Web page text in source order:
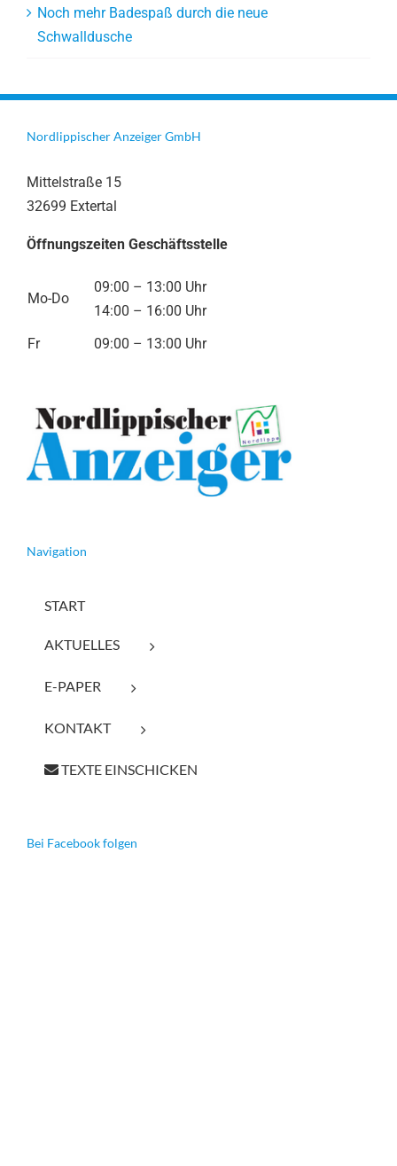
Noch mehr Badespaß durch die neue
Schwalldusche
Nordlippischer Anzeiger GmbH
Mittelstraße 15
32699 Extertal
Öffnungszeiten Geschäftsstelle
Mo-Do
09:00 – 13:00 Uhr
14:00 – 16:00 Uhr
Fr
09:00 – 13:00 Uhr
Navigation
START
AKTUELLES
E-PAPER
KONTAKT
TEXTE EINSCHICKEN
Bei Facebook folgen